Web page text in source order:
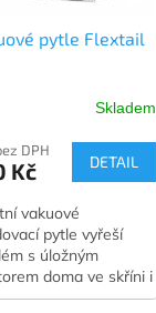
pytle Flextail
Skladem
DPH
Kč DETAIL
vakuové
pytle vyřeší
s úložným
doma ve skříni i
v zavazadle.